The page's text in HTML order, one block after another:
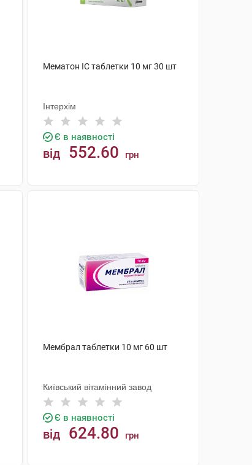
Мематон IC таблетки 10 мг 30 шт
Інтерхім
Є в наявності
від 552.60 грн
Мембрал таблетки 10 мг 60 шт
Київський вітамінний завод
Є в наявності
від 624.80 грн